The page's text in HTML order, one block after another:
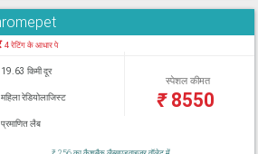
4 रेटिंग के आधार पे
19.63 किमी दूर
महिला रेडियोलाजिस्ट
प्रमाणित लैब
स्पेशल कीमत
₹8550